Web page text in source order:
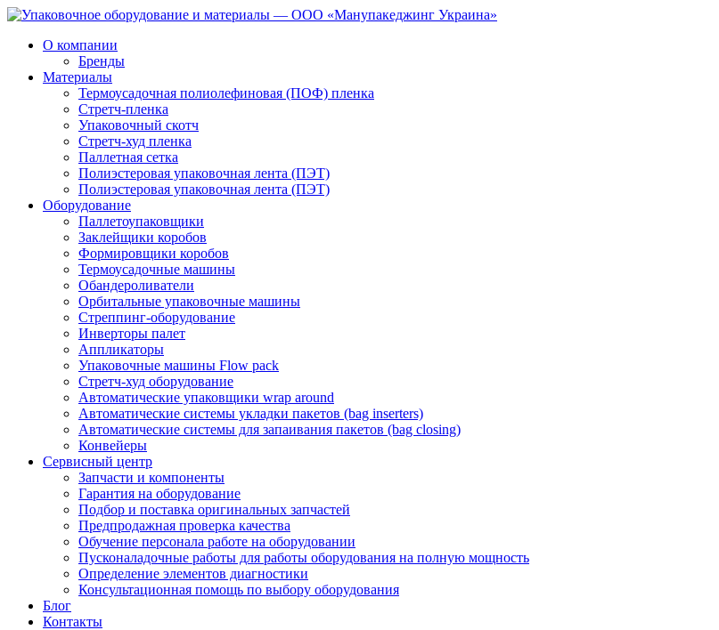
О компании
Бренды
Материалы
Термоусадочная полиолефиновая (ПОФ) пленка
Стретч-пленка
Упаковочный скотч
Стретч-худ пленка
Паллетная сетка
Полиэстеровая упаковочная лента (ПЭТ)
Полиэстеровая упаковочная лента (ПЭТ)
Оборудование
Паллетоупаковщики
Заклейщики коробов
Формировщики коробов
Термоусадочные машины
Обандероливатели
Орбитальные упаковочные машины
Стреппинг-оборудование
Инверторы палет
Аппликаторы
Упаковочные машины Flow pack
Стретч-худ оборудование
Автоматические упаковщики wrap around
Автоматические системы укладки пакетов (bag inserters)
Автоматические системы для запаивания пакетов (bag closing)
Конвейеры
Сервисный центр
Запчасти и компоненты
Гарантия на оборудование
Подбор и поставка оригинальных запчастей
Предпродажная проверка качества
Обучение персонала работе на оборудовании
Пусконаладочные работы для работы оборудования на полную мощность
Определение элементов диагностики
Консультационная помощь по выбору оборудования
Блог
Контакты